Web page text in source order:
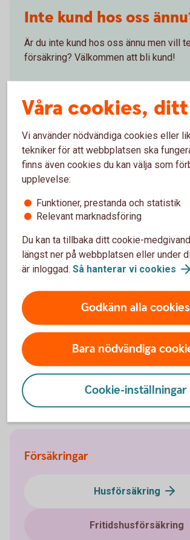
Inte kund hos oss
Är du inte kund hos oss ännu men vill
försäkring? Välkommen att bli kund!
Skaffa
Via internetbanken
Logga in, få ett försäkringsförslag och
försäkring
Logga in och skaffaförsäkringen
Via telefon
Direkt kontakt med våra specialister på
Ring 0325-471 00
Kundcenter
Försäkringar
Husförsäkring
Fritidshusförsäkring
Våra cookies,
Vi använder nödvändiga cookies eller
tekniker för att webbplatsen ska
finns även cookies du kan välja som
upplevelse:
Funktioner, prestanda och statistik
Relevant marknadsföring
Du kan ta tillbaka ditt cookie-
längst ner på webbplatsen eller under
är inloggad. Så hanterar vi cookies
Godkänn alla cookies
Bara nödvändiga
Cookie-inställningar